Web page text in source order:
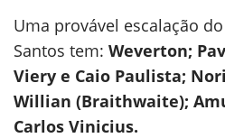
Uma provável escalação
Santos tem: Weverton;
Viery e Caio Paulista;
Willian (Braithwaite);
Carlos Vinicius.